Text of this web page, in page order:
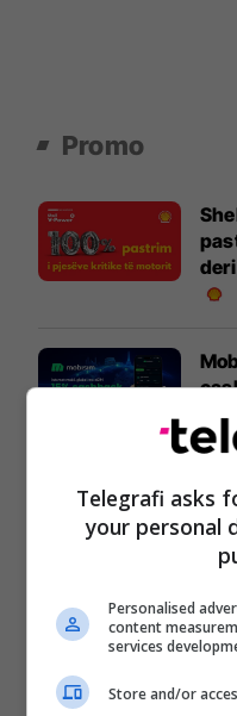
Promo
Telegrafi asks
your personal
Personalised
content
services
Store and/or